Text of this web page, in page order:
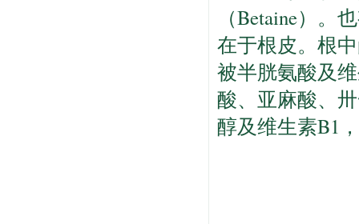
（Betaine）
在于根皮。根
被半胱氨酸及
酸、亚麻酸、
醇及维生素B1